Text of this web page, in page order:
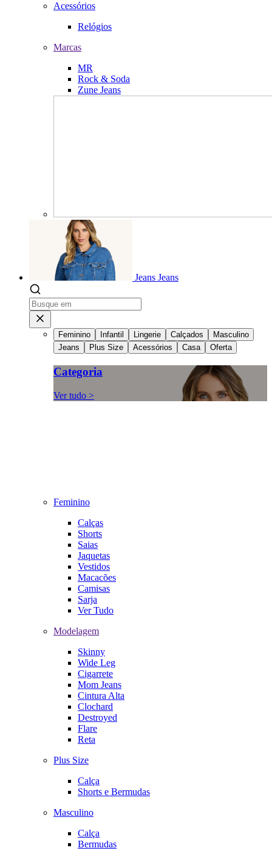
Acessórios
Relógios
Marcas
MR
Rock & Soda
Zune Jeans
Jeans Jeans
Feminino Infantil Lingerie Calçados
Masculino
Jeans
Plus Size Acessórios Casa Oferta
Categoria
Ver tudo >
Feminino
Calças
Shorts
Saias
Jaquetas
Vestidos
Macacões
Camisas
Sarja
Ver Tudo
Modelagem
Skinny
Wide Leg
Cigarrete
Mom Jeans
Cintura Alta
Clochard
Destroyed
Flare
Reta
Plus Size
Calça
Shorts e Bermudas
Masculino
Calça
Bermudas